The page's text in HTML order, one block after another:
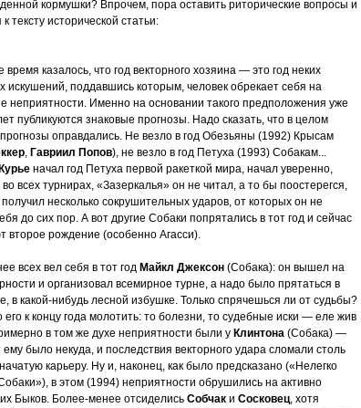
кормушки? Впрочем, пора оставить риторические вопросы и
тексту исторической статьи:
время казалось, что год векторного хозяина — это год неких
искушений, поддавшись которым, человек обрекает себя на
неприятности. Именно на основании такого предположения уже
публикуются знаковые прогнозы. Надо сказать, что в целом
оправдались. Не везло в год Обезьяны (1992) Крысам
, Гавриил Попов), не везло в год Петуха (1993) Собакам...
Курье начал год Петуха первой ракеткой мира, начал уверенно,
во всех турнирах, «Зазеркалья» он не читал, а то бы поостерегся,
несколько сокрушительных ударов, от которых он не
до сих пор. А вот другие Собаки попрятались в тот год и сейчас
второе рождение (особенно Агасси).
всех вел себя в тот год Майкл Джексон (Собака): он вышел на
и организовал всемирное турне, а надо было прятаться в
в какой-нибудь лесной избушке. Только спрячешься ли от судьбы?
его к концу года молотить: то болезни, то судебные иски — еле жив
в том же духе неприятности были у Клинтона (Собака) —
ему было некуда, и последствия векторного удара сломали столь
карьеру. Ну и, наконец, как было предсказано («Нелегко
в этом (1994) неприятности обрушились на активно
Быков. Более-менее отсиделись Собчак и Сосковец, хотя